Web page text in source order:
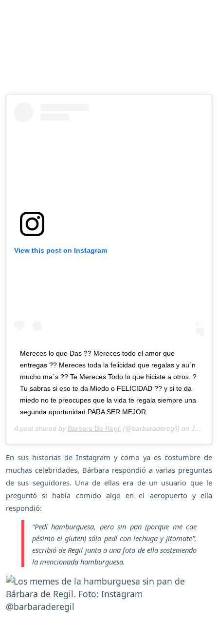
View this post on Instagram
Mereces lo que Das ?? Mereces todo el amor que
entregas ?? Mereces toda la felicidad que regalas y au´n
mucho ma´s ?? Te Mereces Todo lo que hiciste a otros. ?
Tu sabras si eso te da Miedo o FELICIDAD ?? y si te da
miedo no te preocupes que la vida te regala siempre una
segunda oportunidad PARA SER MEJOR
A post shared by Barbara De Regil (@barbaraderegil) on Jul 17, 2020 at 3:56pm PDT
En sus historias de Instagram y como ya es costumbre de
muchas celebridades, Bárbara respondió a varias preguntas
de sus seguidores. Una de ellas era de un usuario que le
preguntó si había comido algo en el aeropuerto y ella
respondió:
“Pedí hamburguesa, pero sin pan (porque me cae
pésimo el gluten) sólo pedí con lechuga y jitomate”,
escribió de Regil junto a una foto de ella sosteniendo
la mencionada hamburguesa.